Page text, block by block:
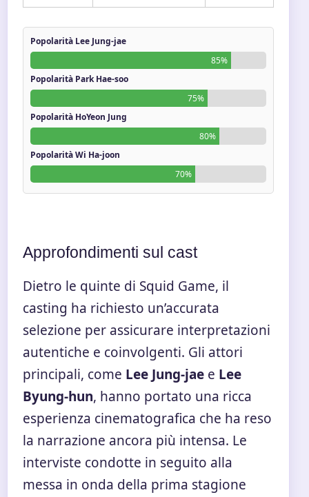
Popolarità Lee Jung-jae
85%
Popolarità Park Hae-soo
75%
Popolarità HoYeon Jung
80%
Popolarità Wi Ha-joon
70%
Approfondimenti sul cast
Dietro le quinte di Squid Game, il
casting ha richiesto un’accurata
selezione per assicurare interpretazioni
autentiche e coinvolgenti. Gli attori
principali, come Lee Jung-jae e Lee
Byung-hun, hanno portato una ricca
esperienza cinematografica che ha reso
la narrazione ancora più intensa. Le
interviste condotte in seguito alla
messa in onda della prima stagione